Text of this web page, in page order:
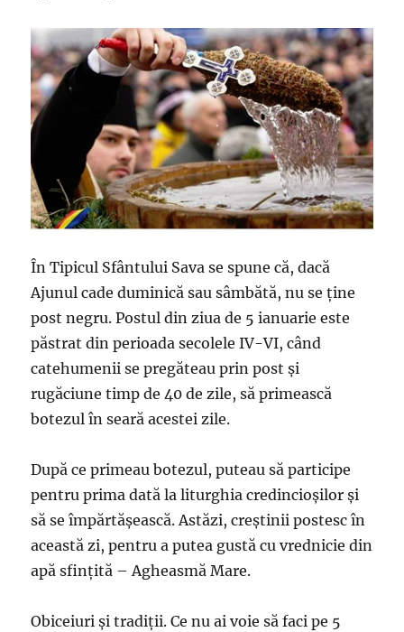
În Tipicul Sfântului Sava se spune că, dacă
Ajunul cade duminică sau sâmbătă, nu se ține
post negru. Postul din ziua de 5 ianuarie este
păstrat din perioada secolele IV-VI, când
catehumenii se pregăteau prin post și
rugăciune timp de 40 de zile, să primească
botezul în seară acestei zile.
După ce primeau botezul, puteau să participe
pentru prima dată la liturghia credincioșilor și
să se împărtășească. Astăzi, creștinii postesc în
această zi, pentru a putea gustă cu vrednicie din
apă sfințită – Agheasmă Mare.
Obiceiuri și tradiții. Ce nu ai voie să faci pe 5